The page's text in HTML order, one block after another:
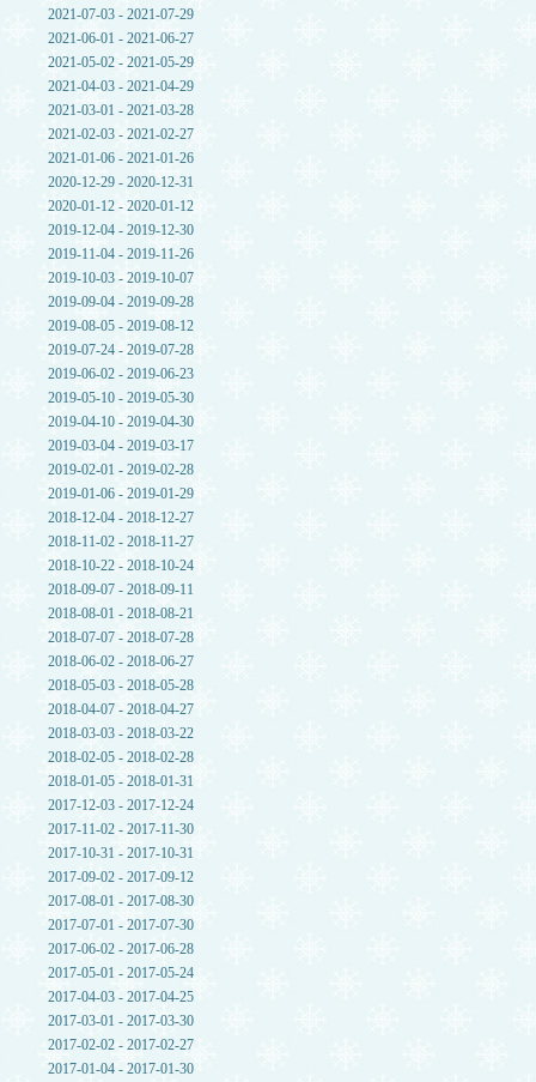
2021-07-03 - 2021-07-29
2021-06-01 - 2021-06-27
2021-05-02 - 2021-05-29
2021-04-03 - 2021-04-29
2021-03-01 - 2021-03-28
2021-02-03 - 2021-02-27
2021-01-06 - 2021-01-26
2020-12-29 - 2020-12-31
2020-01-12 - 2020-01-12
2019-12-04 - 2019-12-30
2019-11-04 - 2019-11-26
2019-10-03 - 2019-10-07
2019-09-04 - 2019-09-28
2019-08-05 - 2019-08-12
2019-07-24 - 2019-07-28
2019-06-02 - 2019-06-23
2019-05-10 - 2019-05-30
2019-04-10 - 2019-04-30
2019-03-04 - 2019-03-17
2019-02-01 - 2019-02-28
2019-01-06 - 2019-01-29
2018-12-04 - 2018-12-27
2018-11-02 - 2018-11-27
2018-10-22 - 2018-10-24
2018-09-07 - 2018-09-11
2018-08-01 - 2018-08-21
2018-07-07 - 2018-07-28
2018-06-02 - 2018-06-27
2018-05-03 - 2018-05-28
2018-04-07 - 2018-04-27
2018-03-03 - 2018-03-22
2018-02-05 - 2018-02-28
2018-01-05 - 2018-01-31
2017-12-03 - 2017-12-24
2017-11-02 - 2017-11-30
2017-10-31 - 2017-10-31
2017-09-02 - 2017-09-12
2017-08-01 - 2017-08-30
2017-07-01 - 2017-07-30
2017-06-02 - 2017-06-28
2017-05-01 - 2017-05-24
2017-04-03 - 2017-04-25
2017-03-01 - 2017-03-30
2017-02-02 - 2017-02-27
2017-01-04 - 2017-01-30